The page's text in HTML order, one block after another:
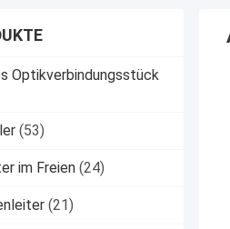
Optikverbindungsstück
(53)
im Freien (24)
(21)